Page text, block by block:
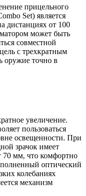
прицельного
Set) является
дистанциях от 100
может быть
совместной
с трехкратным
оружие точно в
увеличение.
пользоваться
освещенности. При
зрачок имеет
70 мм, что комфортно
оптический
колебаниях
механизм